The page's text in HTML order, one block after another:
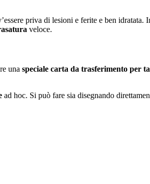
priva di lesioni e ferite e ben idratata.
veloce.
una speciale carta da trasferimento per
ad hoc. Si può fare sia disegnando